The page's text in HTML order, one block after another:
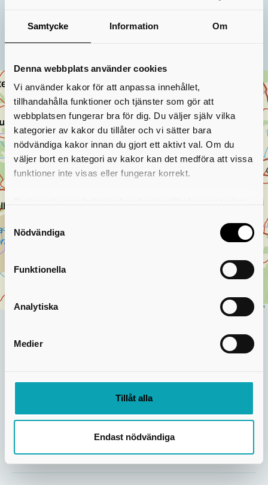
Samtycke Information Om
Denna webbplats använder cookies
Vi använder kakor för att anpassa innehållet,
tillhandahålla funktioner och tjänster som gör att
webbplatsen fungerar bra för dig. Du väljer själv vilka
kategorier av kakor du tillåter och vi sätter bara
nödvändiga kakor innan du gjort ett aktivt val. Om du
väljer bort en kategori av kakor kan det medföra att vissa
funktioner inte visas eller fungerar korrekt.
användning av kakor som du hittar längst ner på sidan
Nödvändiga
Funktionella
Analytiska
Medier
Tillåt alla
Endast nödvändiga
alternativt:
Markera din nuvarande position i kartan
+
−
Leaflet
Dra & släpp filer här eller klicka på 'ladda upp' (max
5 st)
MPEGupp till25MB
Ladda upp